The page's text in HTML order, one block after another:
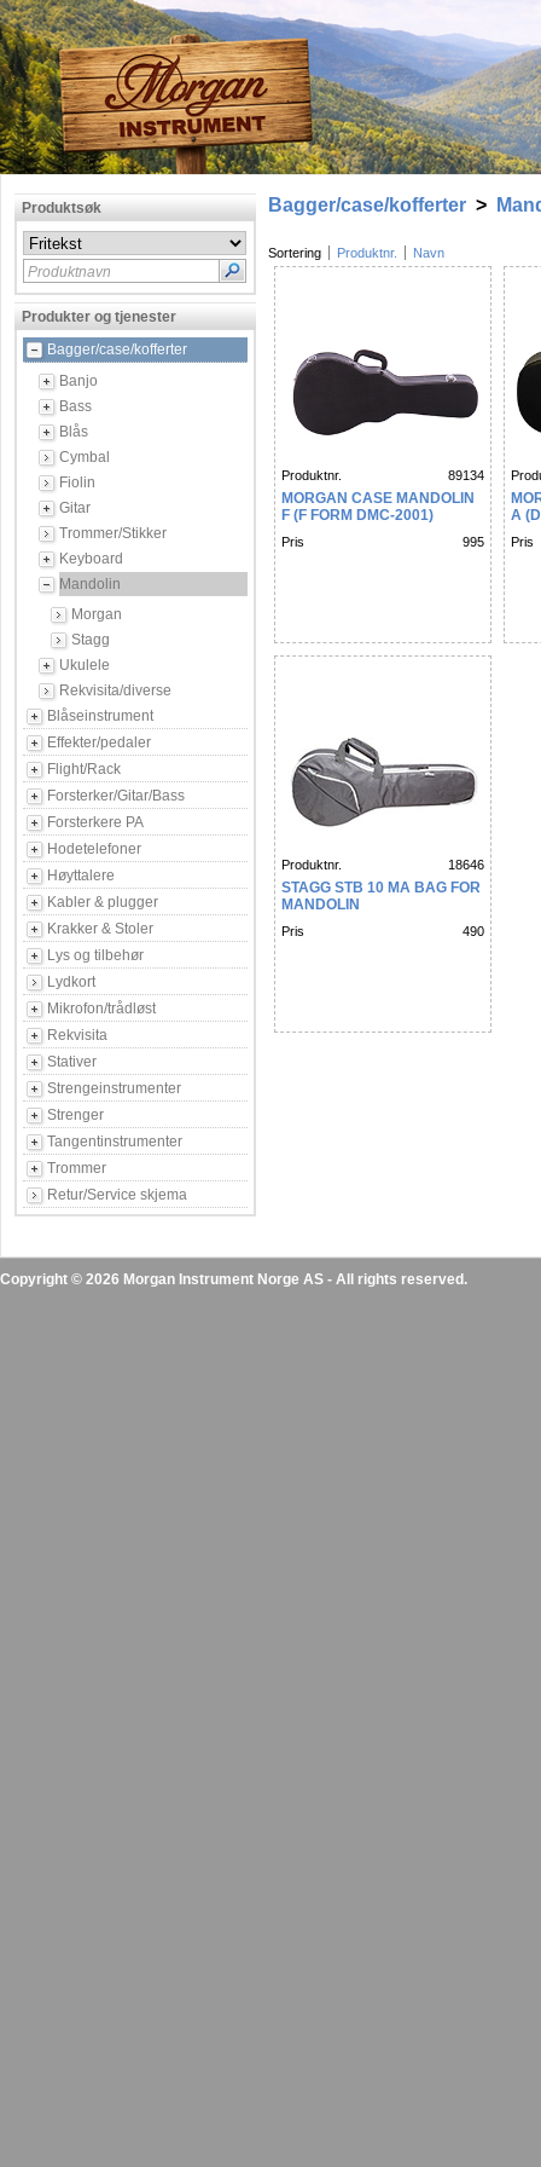
Produktsøk
Produktnavn
Produkter og tjenester
Bagger/case/kofferter
Banjo
Bass
Blås
Cymbal
Fiolin
Gitar
Trommer/Stikker
Keyboard
Mandolin
Morgan
Stagg
Ukulele
Rekvisita/diverse
Blåseinstrument
Effekter/pedaler
Flight/Rack
Forsterker/Gitar/Bass
Forsterkere PA
Hodetelefoner
Høyttalere
Kabler & plugger
Krakker & Stoler
Lys og tilbehør
Lydkort
Mikrofon/trådløst
Rekvisita
Stativer
Strengeinstrumenter
Strenger
Tangentinstrumenter
Trommer
Retur/Service skjema
Bagger/case/kofferter >
Sortering Produktnr. Navn
Produktnr. 89134
MORGAN CASE MANDOLIN
F (F FORM DMC-2001)
Pris 995
A
Pris
Produktnr. 18646
STAGG STB 10 MA BAG FOR
MANDOLIN
Pris 490
Copyright © 2026 Morgan Instrument Norge AS - All rights reserved.